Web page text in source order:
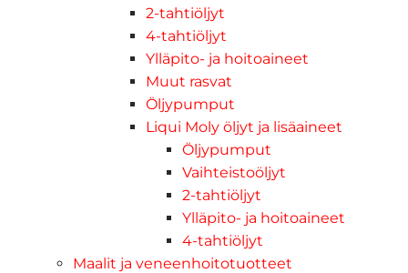
2-tahtiöljyt
4-tahtiöljyt
Ylläpito- ja hoitoaineet
Muut rasvat
Öljypumput
Liqui Moly öljyt ja lisäaineet
Öljypumput
Vaihteistoöljyt
2-tahtiöljyt
Ylläpito- ja hoitoaineet
4-tahtiöljyt
Maalit ja veneenhoitotuotteet